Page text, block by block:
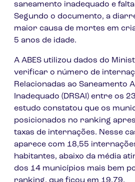
saneamento inadequado e
Segundo o documento, a
maior causa de mortes em
5 anos de idade.
A ABES utilizou dados do
verificar o número de
Relacionadas ao Saneamento
Inadequado (DRSAI) entre os
estudo constatou que os
posicionados no ranking
taxas de internações. Nesse
aparece com 18,55
habitantes, abaixo da média
dos 14 municípios mais bem